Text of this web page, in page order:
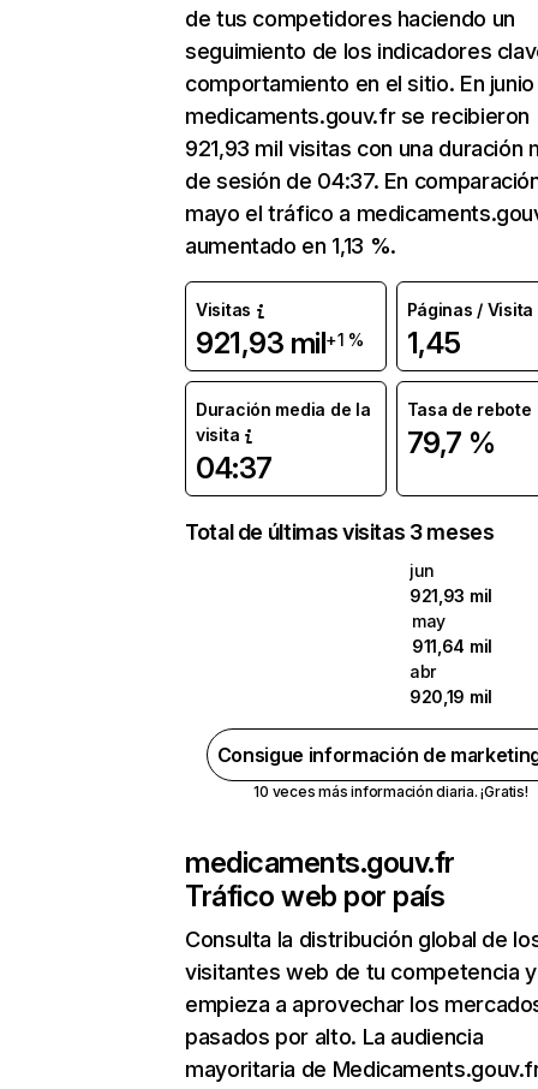
de tus competidores haciendo un
seguimiento de los indicadores
comportamiento en el sitio. En junio
medicaments.gouv.fr se recibieron
921,93 mil visitas con una duración
de sesión de 04:37. En
mayo el tráfico a
aumentado en 1,13 %.
Visitas
921,93 mil+1 %
Páginas / Visita
1,45
Duración media de la
visita
04:37
Tasa de rebote
79,7 %
Total de últimas visitas 3 meses
jun
921,93 mil
may
911,64 mil
abr
920,19 mil
Consigue información de
10 veces más información diaria. ¡Gratis!
medicaments.gouv.fr
Tráfico web por país
Consulta la distribución global de
visitantes web de tu competencia y
empieza a aprovechar los
pasados por alto. La audiencia
mayoritaria de